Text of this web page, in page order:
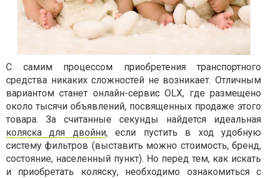
С самим процессом приобретения транспортного
средства никаких сложностей не возникает. Отличным
вариантом станет онлайн-сервис OLX, где размещено
около тысячи объявлений, посвященных продаже этого
товара. За считанные секунды найдется идеальная
коляска для двойни, если пустить в ход удобную
систему фильтров (выставить можно стоимость, бренд,
состояние, населенный пункт). Но перед тем, как искать
и приобретать коляску, необходимо ознакомиться с